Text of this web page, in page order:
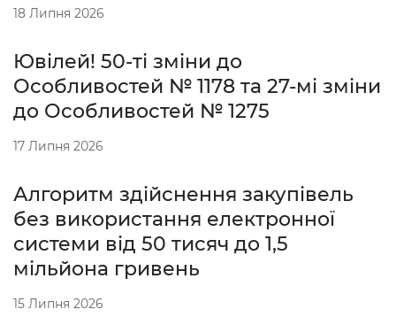
18 Липня 2026
Ювілей! 50-ті зміни до
Особливостей № 1178 та 27-мі зміни
до Особливостей № 1275
17 Липня 2026
Алгоритм здійснення закупівель
без використання електронної
системи від 50 тисяч до 1,5
мільйона гривень
15 Липня 2026